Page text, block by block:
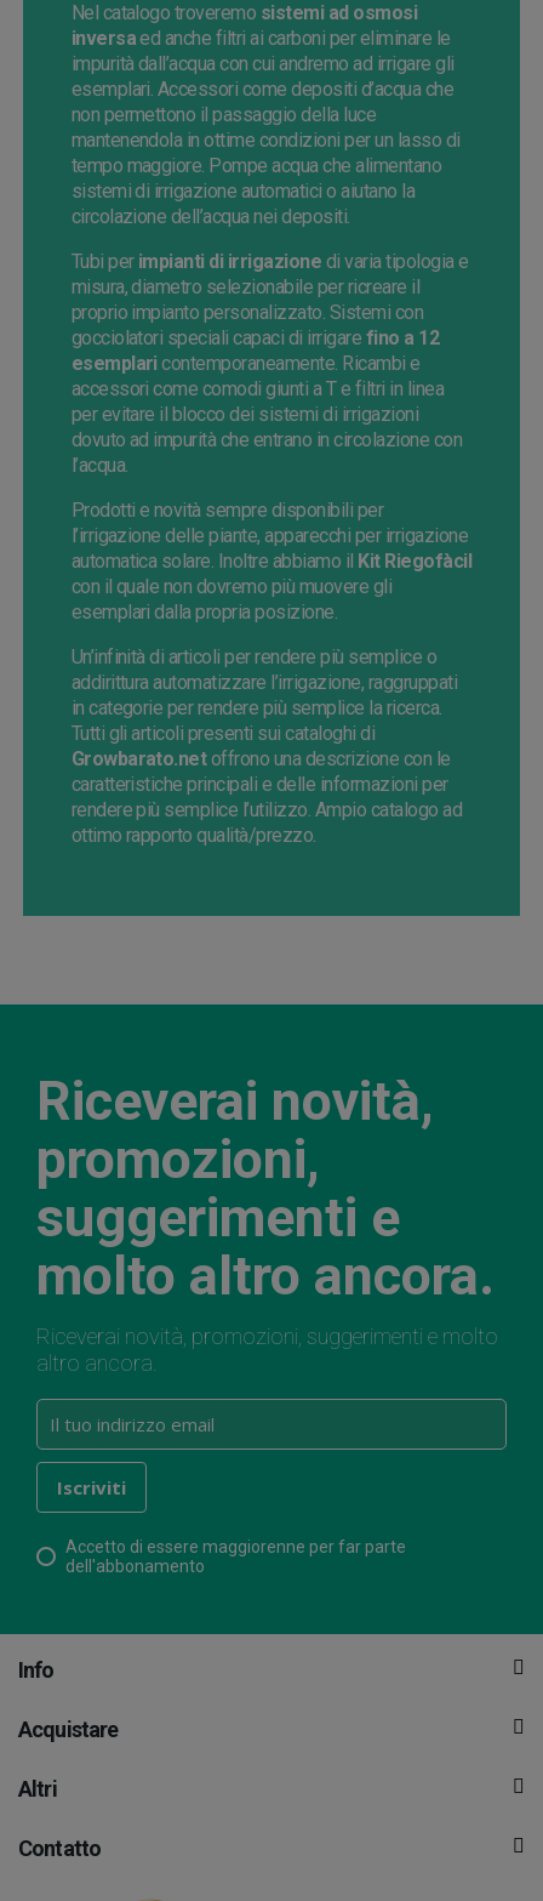
Nel catalogo troveremo sistemi ad osmosi
inversaed anche filtri ai carboni per eliminare le
impurità dall’acqua con cui andremo ad irrigare gli
esemplari. Accessori come depositi d’acqua che
non permettono il passaggio della luce
mantenendola in ottime condizioni per un lasso di
tempo maggiore. Pompe acqua che alimentano
sistemi di irrigazione automatici o aiutano la
circolazione dell’acqua nei depositi.
Tubi perimpianti di irrigazione di varia tipologia e
misura, diametro selezionabile per ricreare il
proprio impianto personalizzato. Sistemi con
gocciolatori speciali capaci di irrigare fino a 12
esemplaricontemporaneamente. Ricambi e
accessori come comodi giunti a T e filtri in linea
per evitare il blocco dei sistemi di irrigazioni
dovuto ad impurità che entrano in circolazione con
l’acqua.
Prodotti e novità sempre disponibili per
l’irrigazione delle piante, apparecchi per irrigazione
automatica solare. Inoltre abbiamo il Kit Riegofàcil
con il quale non dovremo più muovere gli
esemplari dalla propria posizione.
Un’infinità di articoli per rendere più semplice o
addirittura automatizzare l’irrigazione, raggruppati
in categorie per rendere più semplice la ricerca.
Tutti gli articoli presenti sui cataloghi di
Growbarato.netoffrono una descrizione con le
caratteristiche principali e delle informazioni per
rendere più semplice l’utilizzo. Ampio catalogo ad
ottimo rapporto qualità/prezzo.
Riceverai novità,
promozioni,
suggerimenti e
molto altro ancora.
Riceverai novità, promozioni, suggerimenti e molto
altro ancora.
Accetto di essere maggiorenne per far parte
dell'abbonamento
Info
Acquistare
Altri
Contatto